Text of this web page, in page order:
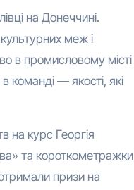
меж і
в промисловому місті
команді — якості, які
на курс Георгія
та короткометражки
призи на